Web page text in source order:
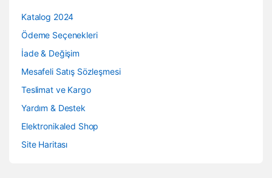
Katalog 2024
Ödeme Seçenekleri
İade & Değişim
Mesafeli Satış Sözleşmesi
Teslimat ve Kargo
Yardım & Destek
Elektronikaled Shop
Site Haritası